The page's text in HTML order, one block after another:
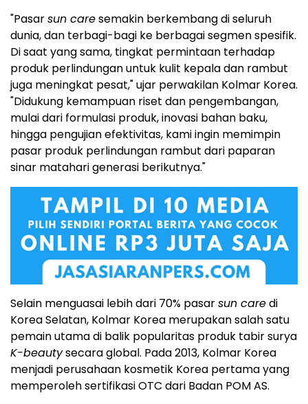
"Pasarsun caresemakin berkembang di seluruh
dunia, dan terbagi-bagi ke berbagai segmen spesifik.
Di saat yang sama, tingkat permintaan terhadap
produk perlindungan untuk kulit kepala dan rambut
juga meningkat pesat," ujar perwakilan Kolmar Korea.
"Didukung kemampuan riset dan pengembangan,
mulai dari formulasi produk, inovasi bahan baku,
hingga pengujian efektivitas, kami ingin memimpin
pasar produk perlindungan rambut dari paparan
sinar matahari generasi berikutnya."
Selain menguasai lebih dari 70% pasarsun caredi
Korea Selatan, Kolmar Korea merupakan salah satu
pemain utama di balik popularitas produk tabir surya
K-beautysecara global. Pada 2013, Kolmar Korea
menjadi perusahaan kosmetik Korea pertama yang
memperoleh sertifikasi OTC dari Badan POM AS.